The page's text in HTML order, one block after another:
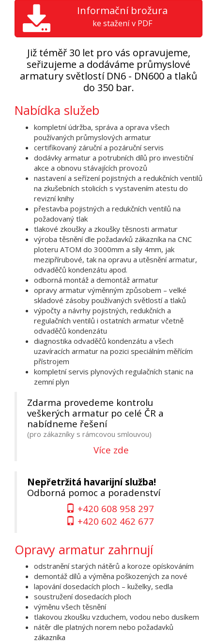
Informační brožura
ke stažení v PDF
Již téměř 30 let pro vás opravujeme,
seřizujeme a dodáváme průmyslové
armatury světlostí DN6 - DN600 a tlaků
do 350 bar.
Nabídka služeb
kompletní údržba, správa a oprava všech
používaných průmyslových armatur
certifikovaný záruční a pozáruční servis
dodávky armatur a potrubních dílů pro investiční
akce a obnovu stávajících provozů
nastavení a seřízení pojistných a redukčních ventilů
na zkušebních stolicích s vystavením atestu do
revizní knihy
přestavba pojistných a redukčních ventilů na
požadovaný tlak
tlakové zkoušky a zkoušky těsnosti armatur
výroba těsnění dle požadavků zákazníka na CNC
ploteru ATOM do 3000mm a síly 4mm, jak
mezipřírubové, tak na opravu a utěsnění armatur,
odvaděčů kondenzátu apod.
odborná montáž a demontáž armatur
opravy armatur výměnným způsobem – velké
skladové zásoby používaných světlostí a tlaků
výpočty a návrhy pojistných, redukčních a
regulačních ventilů i ostatních armatur včetně
odvaděčů kondenzátu
diagnostika odvaděčů kondenzátu a všech
uzavíracích armatur na pozici speciálním měřícím
přístrojem
kompletní servis plynových regulačních stanic na
zemní plyn
Zdarma provedeme kontrolu
veškerých armatur po celé ČR a
nabídneme řešení
(pro zákazníky s rámcovou smlouvou)
Více zde
Nepřetržitá havarijní služba!
Odborná pomoc a poradenství
+420 608 958 297
+420 602 462 677
Opravy armatur zahrnují
odstranění starých nátěrů a koroze opískováním
demontáž dílů a výměna poškozených za nové
lapování dosedacích ploch – kuželky, sedla
soustružení dosedacích ploch
výměnu všech těsnění
tlakovou zkoušku vzduchem, vodou nebo dusíkem
nátěr dle platných norem nebo požadavků
zákazníka